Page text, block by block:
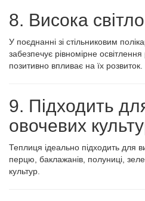
8. Висока
У поєднанні зі стільниковим
забезпечує рівномірне
позитивно впливає на їх розвиток.
9. Підходить
овочевих
Теплиця ідеально підходить для
перцю, баклажанів, полуниці,
культур.